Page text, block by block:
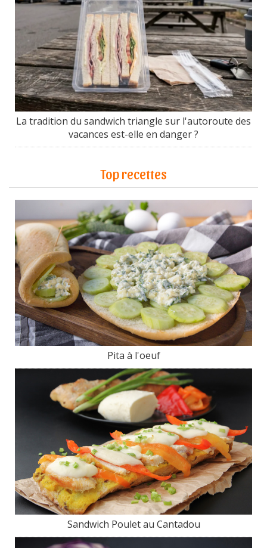
La tradition du sandwich triangle sur l'autoroute des
vacances est-elle en danger ?
Top recettes
Pita à l'oeuf
Sandwich Poulet au Cantadou